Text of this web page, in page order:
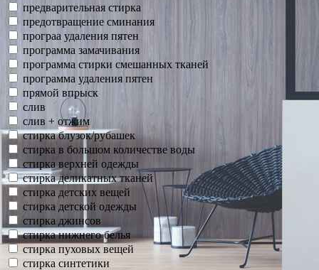
предварительная стирка
предотвращение сминания
програа удаления пятен
программа замачивания
программа стирки смешанных тканей
программа удаления пятен
прямой впрыск
слив
слив + отжим
стирка блузок/рубашек
стирка в большом количестве воды
стирка верхней одежды
стирка деликатных тканей
стирка детских вещей
стирка детской одежды
стирка джинсов
стирка нижнего белья
стирка пуховых вещей
стирка синтетики